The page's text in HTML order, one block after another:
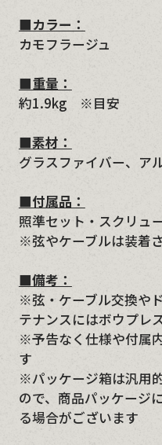
■カラー：
カモフラージュ
■重量：
約1.9kg ※目安
■素材：
グラスファイバー、ア
■付属品：
照準セット・スクリ
※弦やケーブルは装着
■備考：
※弦・ケーブル交換や
テナンスにはボウプレ
※予告なく仕様や付属
す
※パッケージ箱は汎用
ので、商品パッケージ
る場合がございます